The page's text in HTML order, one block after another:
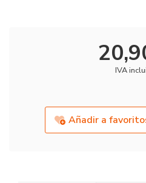
IVA
Añadir a